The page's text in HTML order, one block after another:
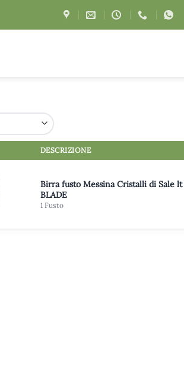
DESCRIZIONE
Birra fusto Messina Cristalli di Sale lt
BLADE
1 Fusto